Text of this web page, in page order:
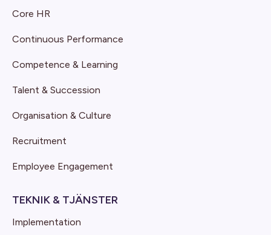
Core HR
Continuous Performance
Competence & Learning
Talent & Succession
Organisation & Culture
Recruitment
Employee Engagement
TEKNIK & TJÄNSTER
Implementation